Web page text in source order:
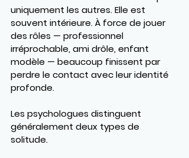
uniquement les autres. Elle est
souvent intérieure. À force de jouer
des rôles — professionnel
irréprochable, ami drôle, enfant
modèle — beaucoup finissent par
perdre le contact avec leur identité
profonde.
Les psychologues distinguent
généralement deux types de
solitude.